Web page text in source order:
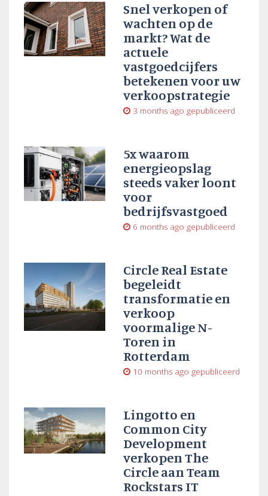
Snel verkopen of
wachten op de
markt? Wat de
actuele
vastgoedcijfers
betekenen voor uw
verkoopstrategie
3 months ago gepubliceerd
5x waarom
energieopslag
steeds vaker loont
voor
bedrijfsvastgoed
6 months ago gepubliceerd
Circle Real Estate
begeleidt
transformatie en
verkoop
voormalige N-
Toren in
Rotterdam
10 months ago gepubliceerd
Lingotto en
Common City
Development
verkopen The
Circle aan Team
Rockstars IT